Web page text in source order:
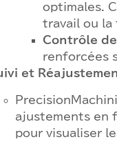
optimales.
travail ou la
Contrôle
renforcées
et
ajustements en
pour visualiser